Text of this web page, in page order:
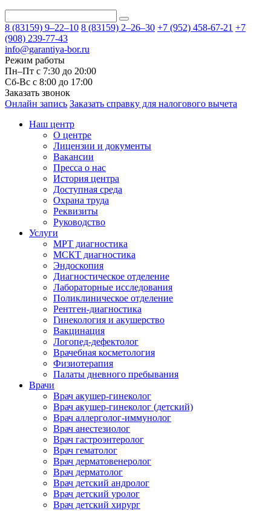
8 (83159) 9–22–10 8 (83159) 2–26–30 +7 (952) 458-67-21 +7
(908) 239-77-43
info@garantiya-bor.ru
Режим работы
Пн–Пт с 7:30 до 20:00
Cб-Вс с 8:00 до 17:00
Заказать звонок
Онлайн запись Заказать справку для налогового вычета
Наш центр
О центре
Лицензии и документы
Вакансии
Пресса о нас
История центра
Доступная среда
Охрана труда
Реквизиты
Руководство
Услуги
МРТ диагностика
МСКТ диагностика
Эндоскопия
Диагностическое отделение
Лабораторные исследования
Поликлиническое отделение
Рентген-диагностика
Гинекология и акушерство
Вакцинация
Логопед-дефектолог
Врачебная косметология
Физиотерапия
Палаты дневного пребывания
Врачи
Врач акушер-гинеколог
Врач акушер-гинеколог (детский)
Врач аллерголог-иммунолог
Врач анестезиолог
Врач гастроэнтеролог
Врач гематолог
Врач дерматовенеролог
Врач дерматолог
Врач детский андролог
Врач детский уролог
Врач детский хирург